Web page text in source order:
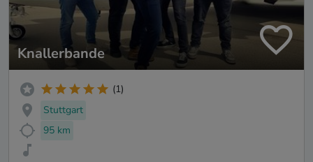
Knallerbande
(1)
Stuttgart
95 km